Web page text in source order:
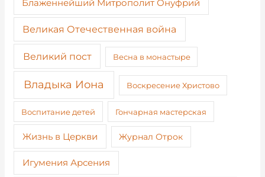
Блаженнейший Митрополит Онуфрий
Великая Отечественная война
Великий пост Весна в монастыре
Владыка Иона Воскресение Христово
Воспитание детей Гончарная мастерская
Жизнь в Церкви Журнал Отрок
Игумения Арсения